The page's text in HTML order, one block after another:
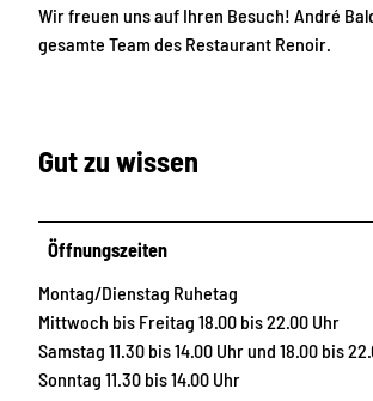
Wir freuen uns auf Ihren Besuch! André
gesamte Team des Restaurant Renoir.
Gut zu wissen
Öffnungszeiten
Montag/Dienstag Ruhetag
Mittwoch bis Freitag 18.00 bis 22.00 Uhr
Samstag 11.30 bis 14.00 Uhr und 18.00 bis
Sonntag 11.30 bis 14.00 Uhr